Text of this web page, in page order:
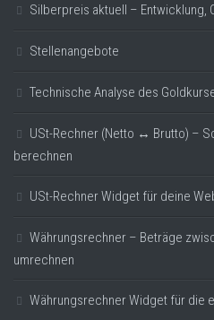
Silberpreis aktuell – Entwicklung,
Stellenangebote
Technische Analyse des
USt-Rechner (Netto ↔ Brutto) –
berechnen
USt-Rechner Widget für deine
Währungsrechner – Beträge
umrechnen
Währungsrechner Widget für die